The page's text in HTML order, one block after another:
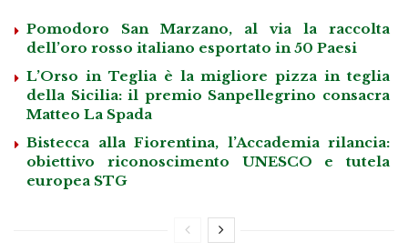
Pomodoro San Marzano, al via la raccolta
dell’oro rosso italiano esportato in 50 Paesi
L’Orso in Teglia è la migliore pizza in teglia
della Sicilia: il premio Sanpellegrino consacra
Matteo La Spada
Bistecca alla Fiorentina, l’Accademia rilancia:
obiettivo riconoscimento UNESCO e tutela
europea STG